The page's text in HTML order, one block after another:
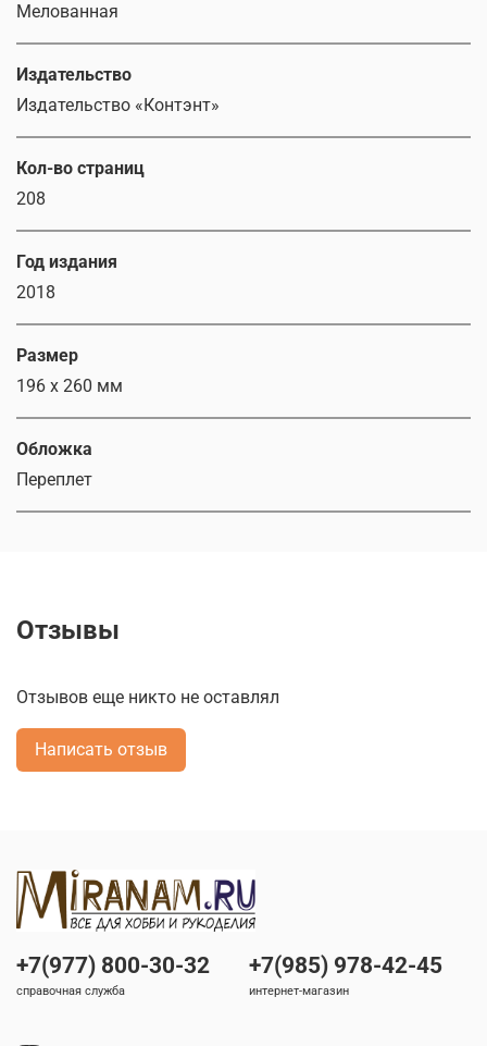
Мелованная
Издательство
Издательство «Контэнт»
Кол-во страниц
208
Год издания
2018
Размер
196 x 260 мм
Обложка
Переплет
Отзывы
Отзывов еще никто не оставлял
Написать отзыв
+7(977) 800-30-32
справочная служба
+7(985) 978-42-45
интернет-магазин